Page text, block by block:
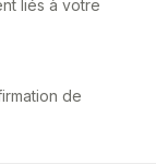
liés à votre
de